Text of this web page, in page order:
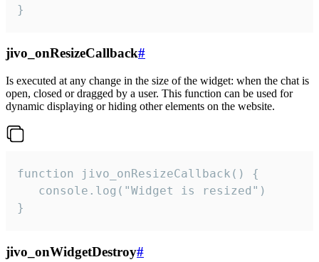
}
jivo_onResizeCallback#
Is executed at any change in the size of the widget: when the chat is
open, closed or dragged by a user. This function can be used for
dynamic displaying or hiding other elements on the website.
function jivo_onResizeCallback() {
   console.log("Widget is resized")
}
jivo_onWidgetDestroy#